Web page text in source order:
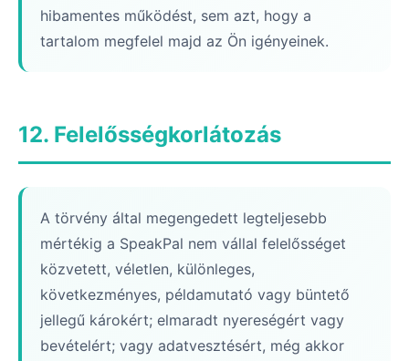
hibamentes működést, sem azt, hogy a
tartalom megfelel majd az Ön igényeinek.
12. Felelősségkorlátozás
A törvény által megengedett legteljesebb
mértékig a SpeakPal nem vállal felelősséget
közvetett, véletlen, különleges,
következményes, példamutató vagy büntető
jellegű károkért; elmaradt nyereségért vagy
bevételért; vagy adatvesztésért, még akkor